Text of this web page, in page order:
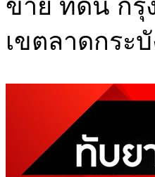
เขตลาดกระ